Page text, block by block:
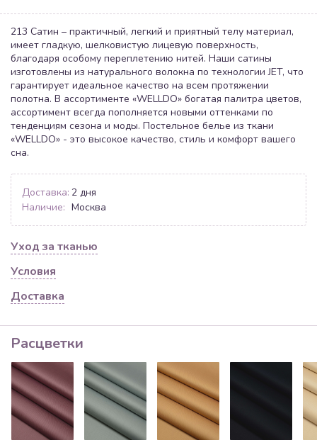
Доставка: 2 дня
Наличие: Москва
213 Сатин – практичный, легкий и приятный телу материал,
имеет гладкую, шелковистую лицевую поверхность,
благодаря особому переплетению нитей. Наши сатины
изготовлены из натурального волокна по технологии JET, что
гарантирует идеальное качество на всем протяжении
полотна. В ассортименте «WELLDO» богатая палитра цветов,
ассортимент всегда пополняется новыми оттенками по
тенденциям сезона и моды. Постельное белье из ткани
«WELLDO» - это высокое качество, стиль и комфорт вашего
сна.
Уход за тканью
Условия
Доставка
Расцветки